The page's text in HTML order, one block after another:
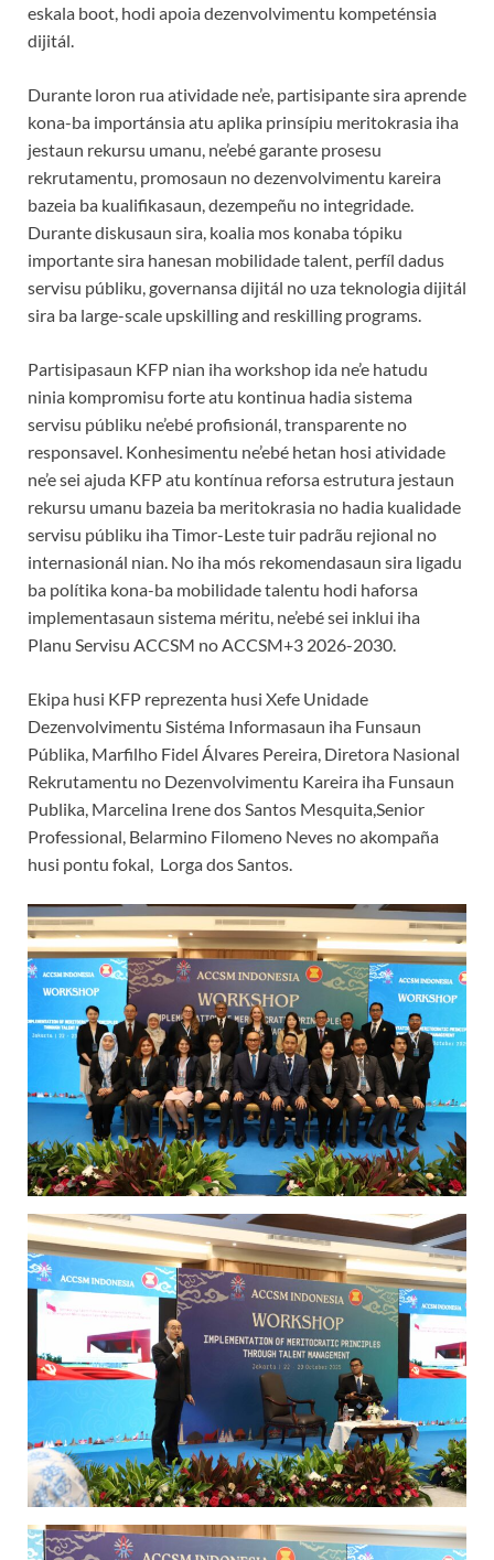
eskala boot, hodi apoia dezenvolvimentu kompeténsia
dijitál.
Durante loron rua atividade ne’e, partisipante sira aprende
kona-ba importánsia atu aplika prinsípiu meritokrasia iha
jestaun rekursu umanu, ne’ebé garante prosesu
rekrutamentu, promosaun no dezenvolvimentu kareira
bazeia ba kualifikasaun, dezempeñu no integridade.
Durante diskusaun sira, koalia mos konaba tópiku
importante sira hanesan mobilidade talent, perfíl dadus
servisu públiku, governansa dijitál no uza teknologia dijitál
sira ba large-scale upskilling and reskilling programs.
Partisipasaun KFP nian iha workshop ida ne’e hatudu
ninia kompromisu forte atu kontinua hadia sistema
servisu públiku ne’ebé profisionál, transparente no
responsavel. Konhesimentu ne’ebé hetan hosi atividade
ne’e sei ajuda KFP atu kontínua reforsa estrutura jestaun
rekursu umanu bazeia ba meritokrasia no hadia kualidade
servisu públiku iha Timor-Leste tuir padrãu rejional no
internasionál nian. No iha mós rekomendasaun sira ligadu
ba polítika kona-ba mobilidade talentu hodi haforsa
implementasaun sistema méritu, ne’ebé sei inklui iha
Planu Servisu ACCSM no ACCSM+3 2026-2030.
Ekipa husi KFP reprezenta husi Xefe Unidade
Dezenvolvimentu Sistéma Informasaun iha Funsaun
Públika, Marfilho Fidel Álvares Pereira, Diretora Nasional
Rekrutamentu no Dezenvolvimentu Kareira iha Funsaun
Publika, Marcelina Irene dos Santos Mesquita,Senior
Professional, Belarmino Filomeno Neves no akompaña
husi pontu fokal, Lorga dos Santos.